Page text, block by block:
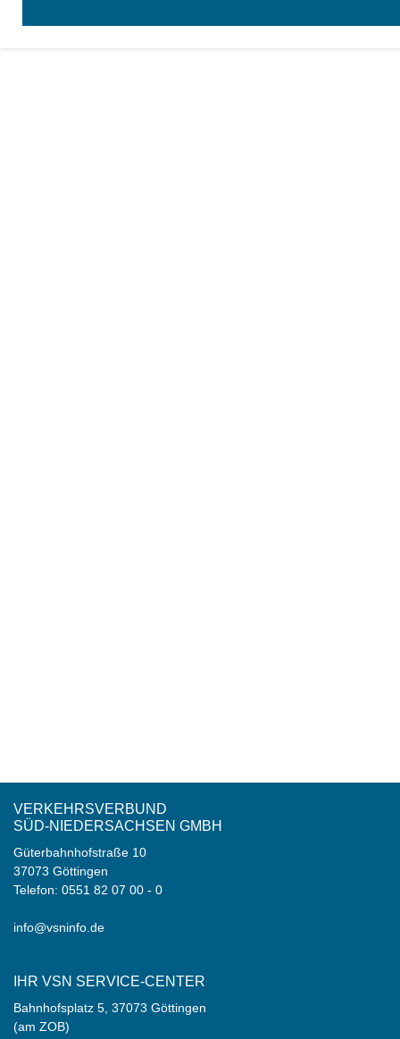
VERKEHRSVERBUND
SÜD-NIEDERSACHSEN GMBH
Güterbahnhofstraße 10
37073 Göttingen
Telefon: 0551 82 07 00 - 0
info@vsninfo.de
IHR VSN SERVICE-CENTER
Bahnhofsplatz 5, 37073 Göttingen
(am ZOB)